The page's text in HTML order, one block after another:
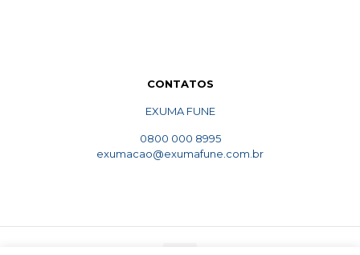
CONTATOS
EXUMA FUNE
0800 000 8995
exumacao@exumafune.com.br